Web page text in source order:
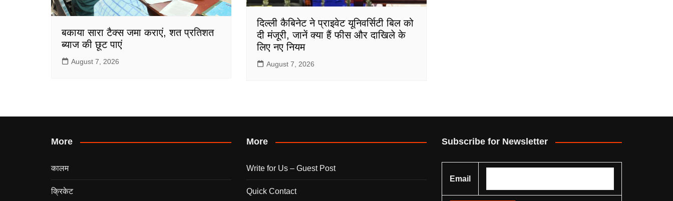
बकाया सारा टैक्स जमा कराएं, शत प्रतिशत
ब्याज की छूट पाएं
August 7, 2026
दिल्ली कैबिनेट ने प्राइवेट यूनिवर्सिटी बिल को
दी मंजूरी, जानें क्या हैं फीस और दाखिले के
लिए नए नियम
August 7, 2026
More
कालम
क्रिकेट
More
Write for Us – Guest Post
Quick Contact
Subscribe for Newsletter
Email